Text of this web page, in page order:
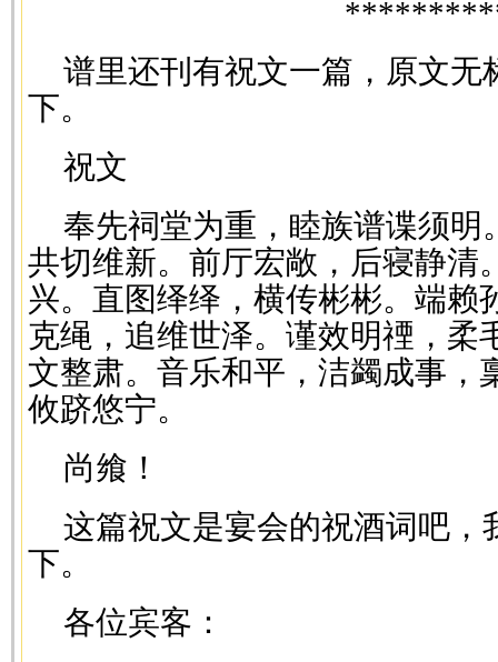
谱里还刊有祝文一篇，原文无
下。
祝文
奉先祠堂为重，睦族谱谍须明
共切维新。前厅宏敞，后寝静清
兴。直图绎绎，横传彬彬。端赖
克绳，追维世泽。谨效明禋，柔
文整肃。音乐和平，洁蠲成事，
攸跻悠宁。
尚飨！
这篇祝文是宴会的祝酒词吧，
下。
各位宾客：